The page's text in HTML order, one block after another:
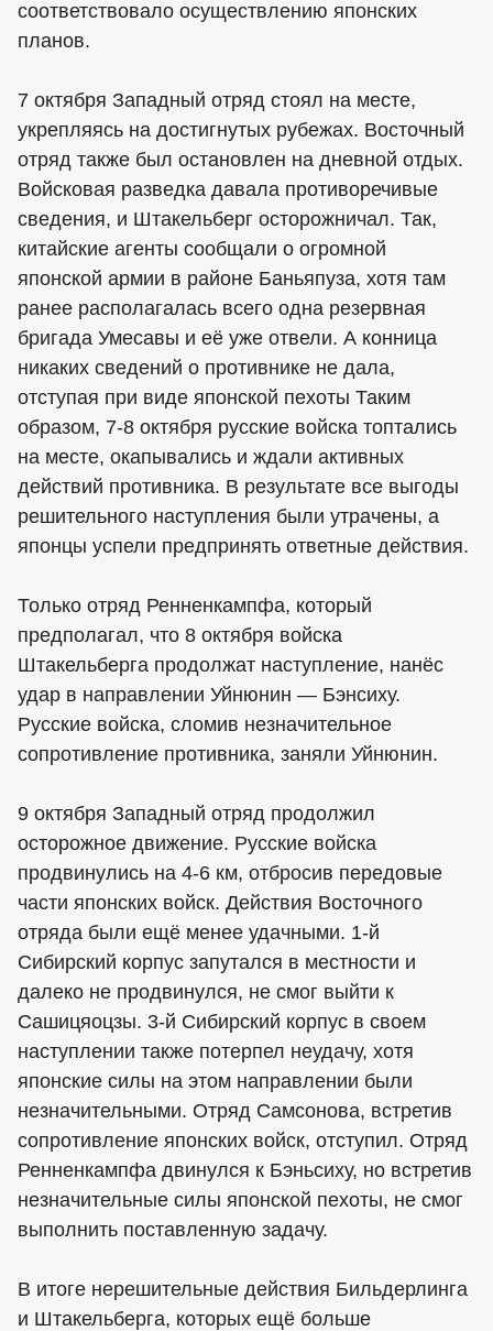
соответствовало осуществлению японских
планов.
7 октября Западный отряд стоял на месте,
укрепляясь на достигнутых рубежах. Восточный
отряд также был остановлен на дневной отдых.
Войсковая разведка давала противоречивые
сведения, и Штакельберг осторожничал. Так,
китайские агенты сообщали о огромной
японской армии в районе Баньяпуза, хотя там
ранее располагалась всего одна резервная
бригада Умесавы и её уже отвели. А конница
никаких сведений о противнике не дала,
отступая при виде японской пехоты Таким
образом, 7-8 октября русские войска топтались
на месте, окапывались и ждали активных
действий противника. В результате все выгоды
решительного наступления были утрачены, а
японцы успели предпринять ответные действия.
Только отряд Ренненкампфа, который
предполагал, что 8 октября войска
Штакельберга продолжат наступление, нанёс
удар в направлении Уйнюнин — Бэнсиху.
Русские войска, сломив незначительное
сопротивление противника, заняли Уйнюнин.
9 октября Западный отряд продолжил
осторожное движение. Русские войска
продвинулись на 4-6 км, отбросив передовые
части японских войск. Действия Восточного
отряда были ещё менее удачными. 1-й
Сибирский корпус запутался в местности и
далеко не продвинулся, не смог выйти к
Сашицяоцзы. 3-й Сибирский корпус в своем
наступлении также потерпел неудачу, хотя
японские силы на этом направлении были
незначительными. Отряд Самсонова, встретив
сопротивление японских войск, отступил. Отряд
Ренненкампфа двинулся к Бэньсиху, но встретив
незначительные силы японской пехоты, не смог
выполнить поставленную задачу.
В итоге нерешительные действия Бильдерлинга
и Штакельберга, которых ещё больше